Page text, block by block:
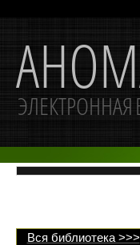
Вся библиотека >>>